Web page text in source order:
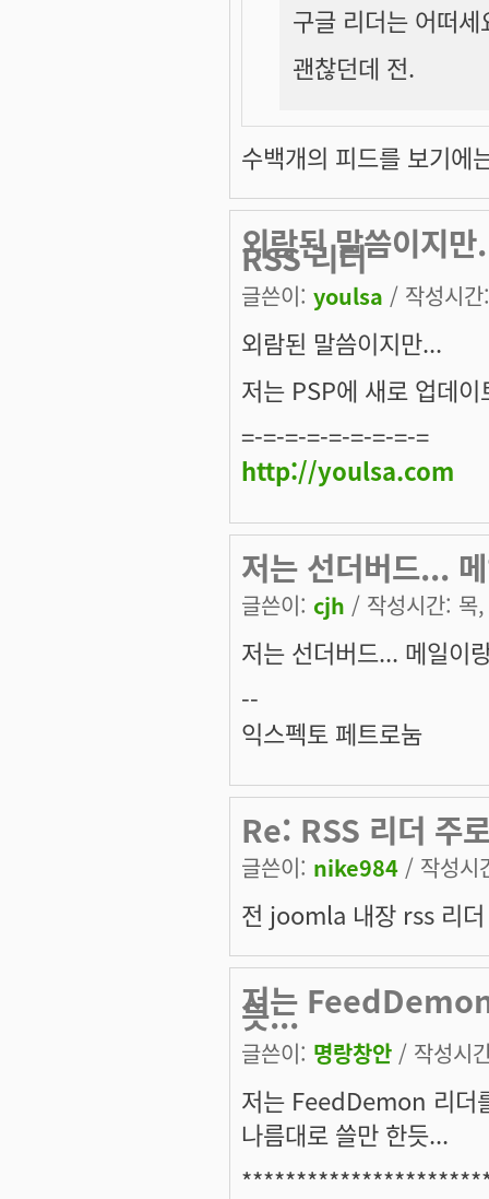
구글 리더는 어떠세
괜찮던데 전.
수백개의 피드를 보기에
외람된 말씀이지
RSS 리더
글쓴이: youlsa / 작성시
외람된 말씀이지만...
저는 PSP에 새로 업데
=-=-=-=-=-=-=-=-=
http://youlsa.com
저는 선더버드...
글쓴이: cjh / 작성시간:
저는 선더버드... 메일이
--
익스펙토 페트로눔
Re: RSS 리더 주
글쓴이: nike984 / 작성
전 joomla 내장 rss 리
저는
듯...
글쓴이: 명랑창안 / 작성시
저는 FeedDemon 리더
나름대로 쓸만 한듯...